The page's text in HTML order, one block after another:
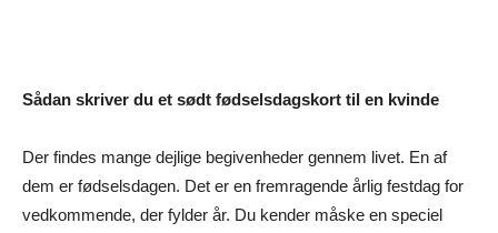
Sådan skriver du et sødt fødselsdagskort til en kvinde
Der findes mange dejlige begivenheder gennem livet. En af
dem er fødselsdagen. Det er en fremragende årlig festdag for
vedkommende, der fylder år. Du kender måske en speciel